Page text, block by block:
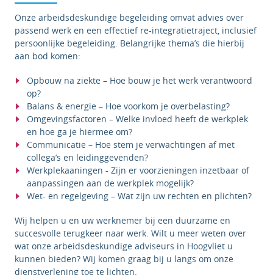
Onze arbeidsdeskundige begeleiding omvat advies over
passend werk en een effectief re-integratietraject, inclusief
persoonlijke begeleiding. Belangrijke thema’s die hierbij
aan bod komen:
Opbouw na ziekte – Hoe bouw je het werk verantwoord
op?
Balans & energie – Hoe voorkom je overbelasting?
Omgevingsfactoren – Welke invloed heeft de werkplek
en hoe ga je hiermee om?
Communicatie – Hoe stem je verwachtingen af met
collega’s en leidinggevenden?
Werkplekaaningen - Zijn er voorzieningen inzetbaar of
aanpassingen aan de werkplek mogelijk?
Wet- en regelgeving – Wat zijn uw rechten en plichten?
Wij helpen u en uw werknemer bij een duurzame en
succesvolle terugkeer naar werk. Wilt u meer weten over
wat onze arbeidsdeskundige adviseurs in Hoogvliet u
kunnen bieden? Wij komen graag bij u langs om onze
dienstverlening toe te lichten.